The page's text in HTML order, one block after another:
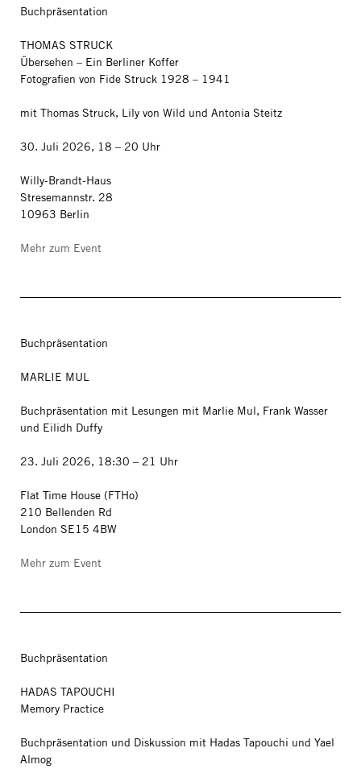
Buchpräsentation
THOMAS STRUCK
Übersehen – Ein Berliner Koffer
Fotografien von Fide Struck 1928 – 1941
mit Thomas Struck, Lily von Wild und Antonia Steitz
30. Juli 2026, 18 – 20 Uhr
Willy-Brandt-Haus
Stresemannstr. 28
10963 Berlin
Mehr zum Event
Buchpräsentation
MARLIE MUL
Buchpräsentation mit Lesungen mit Marlie Mul, Frank Wasser
und Eilidh Duffy
23. Juli 2026, 18:30 – 21 Uhr
Flat Time House (FTHo)
210 Bellenden Rd
London SE15 4BW
Mehr zum Event
Buchpräsentation
HADAS TAPOUCHI
Memory Practice
Buchpräsentation und Diskussion mit Hadas Tapouchi und Yael
Almog